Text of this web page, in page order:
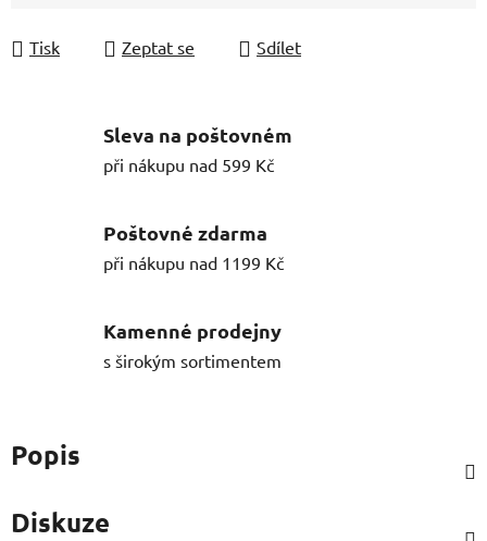
Tisk Zeptat se Sdílet
Sleva na poštovném
při nákupu nad 599 Kč
Poštovné zdarma
při nákupu nad 1199 Kč
Kamenné prodejny
s širokým sortimentem
Popis
Diskuze